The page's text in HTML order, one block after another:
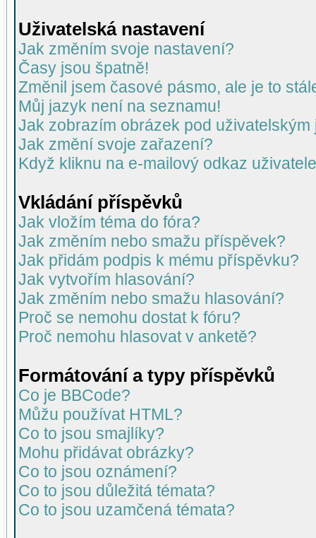
Uživatelská nastavení
Jak změním svoje nastavení?
Časy jsou špatně!
Změnil jsem časové pásmo, ale je to
Můj jazyk není na seznamu!
Jak zobrazím obrázek pod uživatelským
Jak změní svoje zařazení?
Když kliknu na e-mailový odkaz
Vkládání příspěvků
Jak vložím téma do fóra?
Jak změním nebo smažu příspěvek?
Jak přidám podpis k mému příspěvku?
Jak vytvořím hlasování?
Jak změním nebo smažu hlasování?
Proč se nemohu dostat k fóru?
Proč nemohu hlasovat v anketě?
Formátování a typy příspěvků
Co je BBCode?
Můžu používat HTML?
Co to jsou smajlíky?
Mohu přidávat obrázky?
Co to jsou oznámení?
Co to jsou důležitá témata?
Co to jsou uzamčená témata?